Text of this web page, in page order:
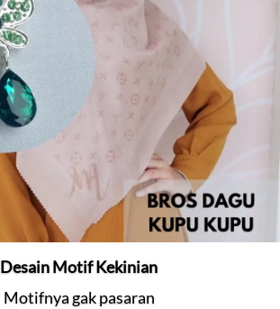
Desain Motif Kekinian
Motifnya gak pasaran